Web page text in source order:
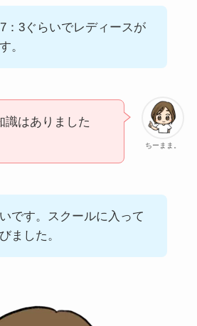
：3ぐらいでレディースが
。
ちーまま。
識はありました
です。スクールに入って
ました。